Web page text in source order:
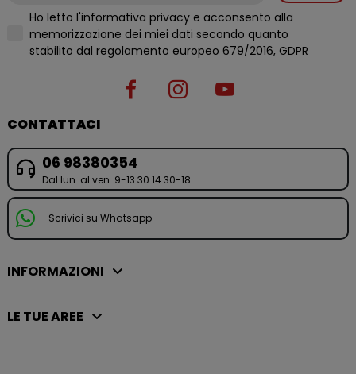
Ho letto l'informativa privacy e acconsento alla
memorizzazione dei miei dati secondo quanto
stabilito dal regolamento europeo 679/2016, GDPR
CONTATTACI
06 98380354
Dal lun. al ven. 9-13.30 14.30-18
Scrivici su Whatsapp
INFORMAZIONI
LE TUE AREE